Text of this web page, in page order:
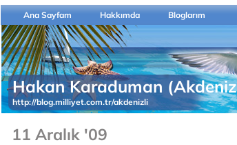
Ana Sayfam Hakkımda Bloglarım
Hakan Karaduman
http://blog.milliyet.com.tr/akdenizli
11 Aralık '09